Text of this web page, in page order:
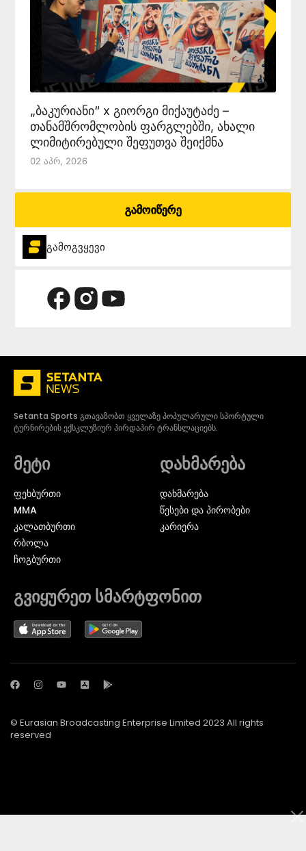
„ბაკურიანი“ x გიორგი მიქაუტაძე –
თანამშრომლობის ფარგლებში, ახალი
ლიმიტირებული შეფუთვა შეიქმნა
02 Აპრ, 2026
გამოიწერე
გამოგვყევი
Setanta Sports გთავაზობთ ყველაზე პოპულარული სპორტული
ტურნირების ექსკლუზიურ პირდაპირ ტრანსლაციებს.
მეტი
ᲤᲔᲮᲑᲣᲠᲗᲘ
MMA
ᲙᲐᲚᲐᲗᲑᲣᲠᲗᲘ
ᲠᲑᲝᲚᲐ
ᲩᲝᲒᲑᲣᲠᲗᲘ
დახმარება
დახმარება
წესები და პირობები
კარიერა
გვიყურეთ სმარტფონით
© Eurasian Broadcasting Enterprise Limited 2023 All rights
reserved